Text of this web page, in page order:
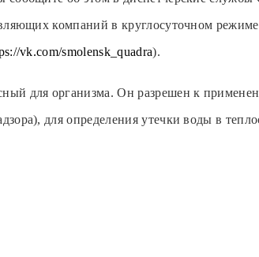
компаний в круглосуточном
vk.com/smolensk_quadra).
для организма. Он разрешен к
для определения утечки воды в